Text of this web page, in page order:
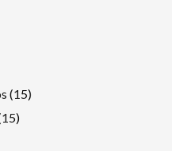
1515
1515